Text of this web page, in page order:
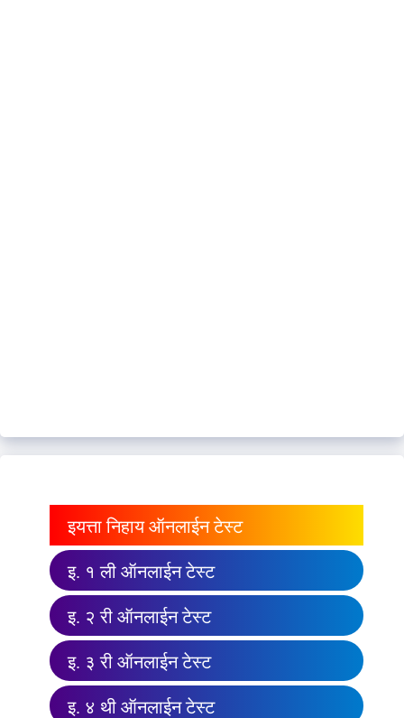
इयत्ता निहाय ऑनलाईन टेस्ट
इ. १ ली ऑनलाईन टेस्ट
इ. २ री ऑनलाईन टेस्ट
इ. ३ री ऑनलाईन टेस्ट
इ. ४ थी ऑनलाईन टेस्ट